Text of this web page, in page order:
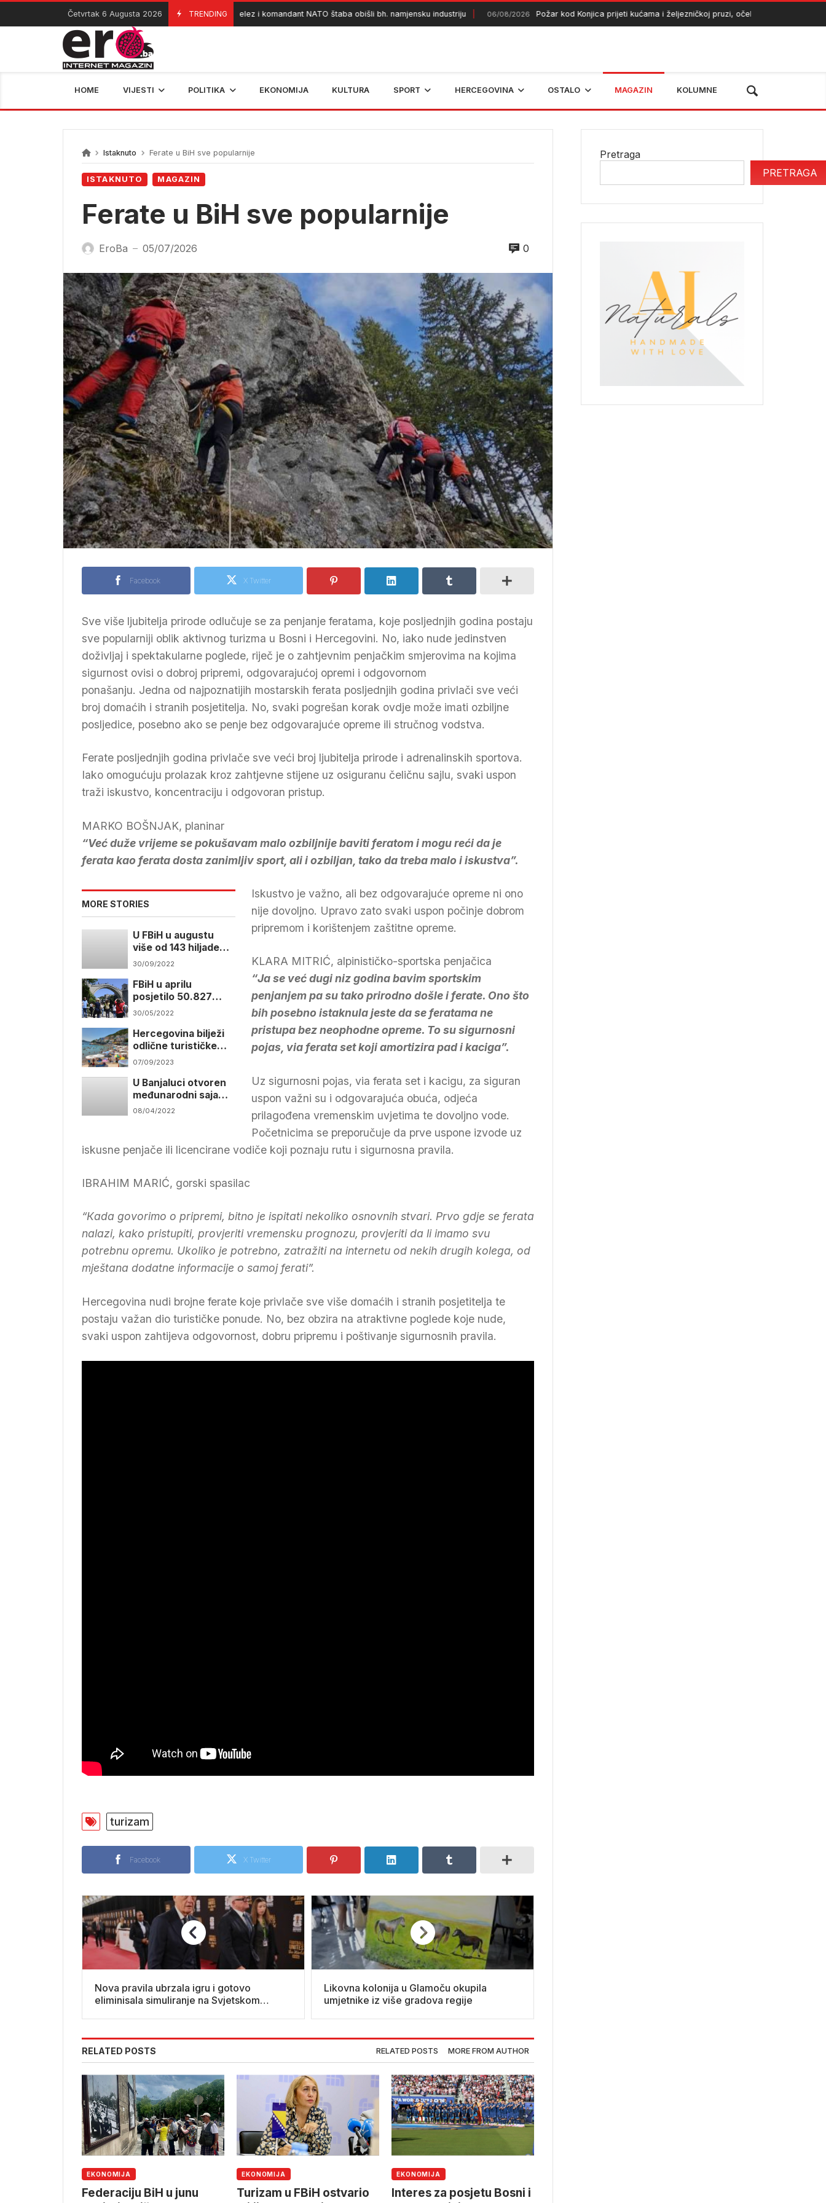
Skip
content
Četvrtak 6 Augusta 2026 TRENDING
06/08/2026 Helez i komandant NATO štaba obišli bh. namjensku industriju 06/08/2026 Požar kod Konjica prijeti kućama i željezničkoj pruzi, očekuje se angažman
HOME VIJESTI POLITIKA EKONOMIJA KULTURA SPORT HERCEGOVINA OSTALO MAGAZIN KOLUMNE
Istaknuto Ferate u BiH sve popularnije
ISTAKNUTO MAGAZIN
Ferate u BiH sve popularnije
EroBa — 05/07/2026 0
Facebook X Twitter
Sve više ljubitelja prirode odlučuje se za penjanje feratama, koje posljednjih godina postaju
sve popularniji oblik aktivnog turizma u Bosni i Hercegovini. No, iako nude jedinstven
doživljaj i spektakularne poglede, riječ je o zahtjevnim penjačkim smjerovima na kojima
sigurnost ovisi o dobroj pripremi, odgovarajućoj opremi i odgovornom
ponašanju. Jedna od najpoznatijih mostarskih ferata posljednjih godina privlači sve veći
broj domaćih i stranih posjetitelja. No, svaki pogrešan korak ovdje može imati ozbiljne
posljedice, posebno ako se penje bez odgovarajuće opreme ili stručnog vodstva.
Ferate posljednjih godina privlače sve veći broj ljubitelja prirode i adrenalinskih sportova.
Iako omogućuju prolazak kroz zahtjevne stijene uz osiguranu čeličnu sajlu, svaki uspon
traži iskustvo, koncentraciju i odgovoran pristup.
MARKO BOŠNJAK, planinar
“Već duže vrijeme se pokušavam malo ozbiljnije baviti feratom i mogu reći da je
ferata kao ferata dosta zanimljiv sport, ali i ozbiljan, tako da treba malo i iskustva”.
MORE STORIES
U FBiH u augustu
više od 143 hiljade
turista
30/09/2022
FBiH u aprilu
posjetilo 50.827
turista
30/05/2022
Hercegovina bilježi
odlične turističke
rezultate
07/09/2023
U Banjaluci otvoren
međunarodni sajam
turizma
08/04/2022
Iskustvo je važno, ali bez odgovarajuće opreme ni ono
nije dovoljno. Upravo zato svaki uspon počinje dobrom
pripremom i korištenjem zaštitne opreme.
KLАRА МIТRIĆ, аlpinističkо-spоrtskа pеnjаčicа
“Ja se već dugi niz godina bavim sportskim
penjanjem pa su tako prirodno došle i ferate. Ono što
bih posebno istaknula jeste da se feratama ne
pristupa bez neophodne opreme. To su sigurnosni
pojas, via ferata set koji amortizira pad i kaciga”.
Uz sigurnosni pojas, via ferata set i kacigu, za siguran
uspon važni su i odgovarajuća obuća, odjeća
prilagođena vremenskim uvjetima te dovoljno vode.
Početnicima se preporučuje da prve uspone izvode uz
iskusne penjače ili licencirane vodiče koji poznaju rutu i sigurnosna pravila.
IBRАHIМ МАRIĆ, gоrski spаsilac
“Кada govorimo o pripremi, bitno je ispitati nekoliko osnovnih stvari. Prvo gdje se ferata
nalazi, kako pristupiti, provjeriti vremensku prognozu, provjeriti da li imamo svu
potrebnu opremu. Ukoliko je potrebno, zatražiti na internetu od nekih drugih kolega, od
mještana dodatne informacije o samoj ferati”.
Hercegovina nudi brojne ferate koje privlače sve više domaćih i stranih posjetitelja te
postaju važan dio turističke ponude. No, bez obzira na atraktivne poglede koje nude,
svaki uspon zahtijeva odgovornost, dobru pripremu i poštivanje sigurnosnih pravila.
turizam
Facebook X Twitter
Nova pravila ubrzala igru i gotovo
eliminisala simuliranje na Svjetskom
Likovna kolonija u Glamoču okupila
umjetnike iz više gradova regije
RELATED POSTS RELATED POSTS MORE FROM AUTHOR
EKONOMIJA
Federaciju BiH u junu
EKONOMIJA
Turizam u FBiH ostvario
EKONOMIJA
Interes za posjetu Bosni i
Pretraga
PRETRAGA